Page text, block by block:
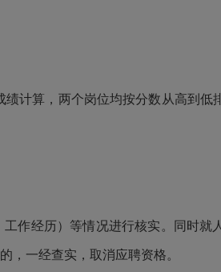
绩计算，两个岗位均按分数从高到低
作经历）等情况进行核实。同时就
，一经查实，取消应聘资格。